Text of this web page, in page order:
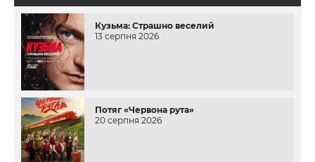
Кузьма: Страшно веселий
13 серпня 2026
Потяг «Червона рута»
20 серпня 2026